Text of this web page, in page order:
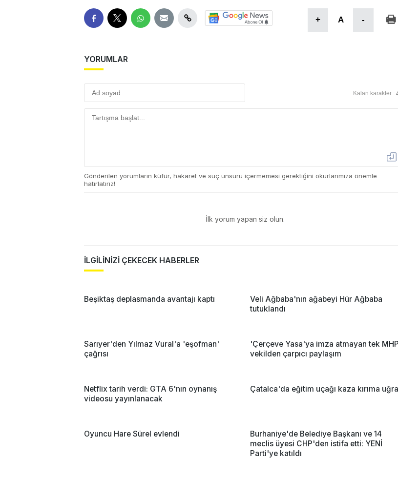
+ A -
YORUMLAR
Kalan karakter :
Gönderilen yorumların küfür, hakaret ve suç unsuru içermemesi gerektiğini okurlarımıza önemle
hatırlatırız!
İlk yorum yapan siz olun.
İLGİLİNİZİ ÇEKECEK HABERLER
Beşiktaş deplasmanda avantajı kaptı
Veli Ağbaba'nın ağabeyi Hür Ağbaba
tutuklandı
Sarıyer'den Yılmaz Vural'a 'eşofman'
çağrısı
'Çerçeve Yasa'ya imza atmayan tek
vekilden çarpıcı paylaşım
Netflix tarih verdi: GTA 6'nın oynanış
videosu yayınlanacak
Çatalca'da eğitim uçağı kaza kırıma
Oyuncu Hare Sürel evlendi
Burhaniye'de Belediye Başkanı ve 14
meclis üyesi CHP'den istifa etti: YENİ
Parti'ye katıldı